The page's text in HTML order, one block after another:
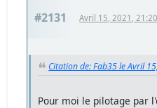
#2131 Avril 15, 2021,
Citation de: Fab35 le Avril
Pour moi le pilotage par